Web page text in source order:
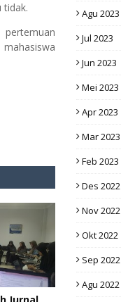
tidak.
pertemuan
Agu 2023
Jul 2023
Jun 2023
Mei 2023
Apr 2023
Mar 2023
Feb 2023
Des 2022
Nov 2022
Okt 2022
Sep 2022
Agu 2022